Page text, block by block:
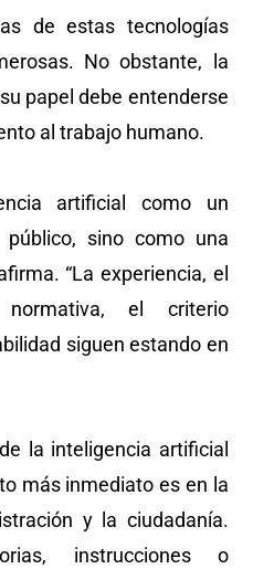
de estas tecnologías
No obstante, la
papel debe entenderse
al trabajo humano.
artificial como un
sino como una
“La experiencia, el
el criterio
siguen estando en
la inteligencia artificial
más inmediato es en la
y la ciudadanía.
instrucciones o